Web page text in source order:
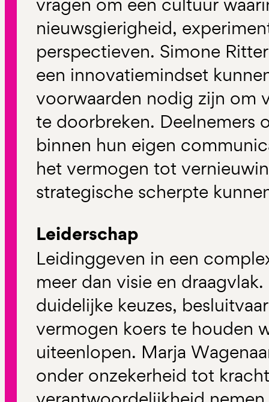
nieuwsgierigheid,
perspectieven. Simone
een innovatiemindset
voorwaarden nodig zijn om
te doorbreken. Deelnemers
binnen hun eigen
het vermogen tot
strategische scherpte
Leiderschap
Leidinggeven in een
meer dan visie en
duidelijke keuzes,
vermogen koers te houden
uiteenlopen. Marja
onder onzekerheid tot